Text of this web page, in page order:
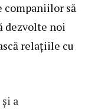
companiilor să
dezvolte noi
relațiile cu
a